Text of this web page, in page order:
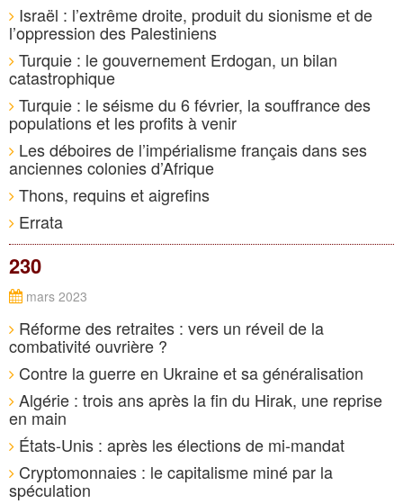
Israël : l’extrême droite, produit du sionisme et de
l’oppression des Palestiniens
Turquie : le gouvernement Erdogan, un bilan
catastrophique
Turquie : le séisme du 6 février, la souffrance des
populations et les profits à venir
Les déboires de l’impérialisme français dans ses
anciennes colonies d’Afrique
Thons, requins et aigrefins
Errata
230
mars 2023
Réforme des retraites : vers un réveil de la
combativité ouvrière ?
Contre la guerre en Ukraine et sa généralisation
Algérie : trois ans après la fin du Hirak, une reprise
en main
États-Unis : après les élections de mi-mandat
Cryptomonnaies : le capitalisme miné par la
spéculation